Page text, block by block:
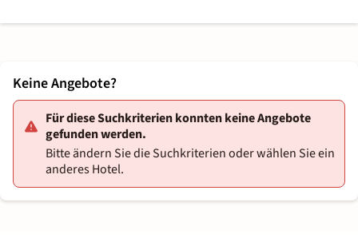
Keine Angebote?
Für diese Suchkriterien konnten keine Angebote
gefunden werden.
Bitte ändern Sie die Suchkriterien oder wählen Sie ein
anderes Hotel.